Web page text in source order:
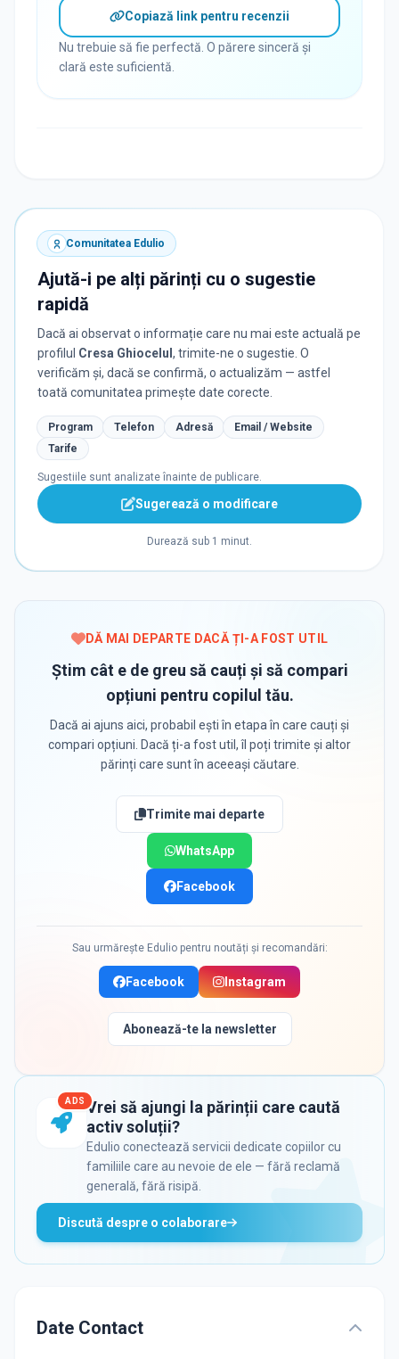
Copiază link pentru recenzii
Nu trebuie să fie perfectă. O părere sinceră și
clară este suficientă.
Comunitatea Edulio
Ajută-i pe alți părinți cu o sugestie
rapidă
Dacă ai observat o informație care nu mai este actuală pe
profilul Cresa Ghiocelul , trimite-ne o sugestie. O
verificăm și, dacă se confirmă, o actualizăm — astfel
toată comunitatea primește date corecte.
Program Telefon Adresă
Email / Website
Tarife
Sugestiile sunt analizate înainte de publicare.
Sugerează o modificare
Durează sub 1 minut.
DĂ MAI DEPARTE DACĂ ȚI-A FOST UTIL
Știm cât e de greu să cauți și să compari
opțiuni pentru copilul tău.
Dacă ai ajuns aici, probabil ești în etapa în care cauți și
compari opțiuni. Dacă ți-a fost util, îl poți trimite și altor
părinți care sunt în aceeași căutare.
Trimite mai departe
WhatsApp
Facebook
Sau urmărește Edulio pentru noutăți și recomandări:
Facebook Instagram
Abonează-te la newsletter
ADS Vrei să ajungi la părinții care caută
activ soluții?
Edulio conectează servicii dedicate copiilor cu
familiile care au nevoie de ele — fără reclamă
generală, fără risipă.
Discută despre o colaborare
Date Contact